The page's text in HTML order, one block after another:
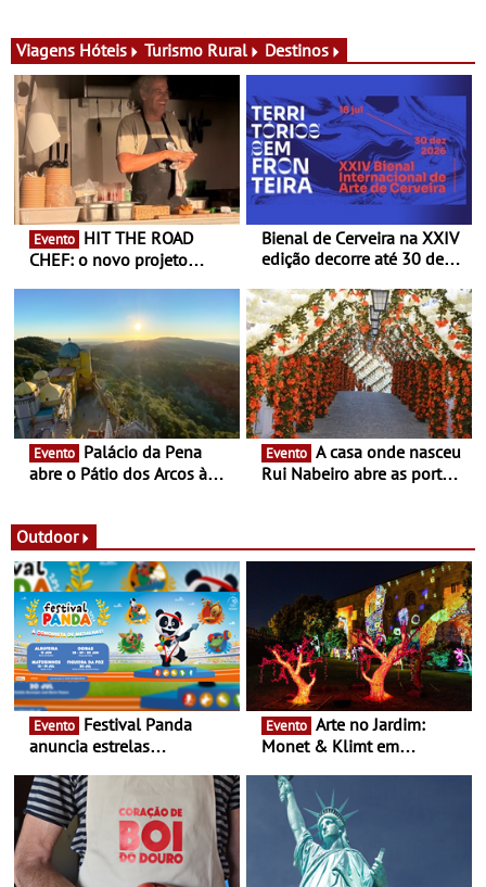
exclusiva
Viagens Hóteis Turismo Rural Destinos
Evento
CHEF: o novo projeto
Queiroz Ribeiro - Um novo
conceito gastronómico
itinerante que percorre
Portugal
Bienal de Cerveira na XXIV
edição decorre até 30 de
enquanto “Territórios sem
Fronteira”
Evento
abre o Pátio dos Arcos à
Evento
Rui Nabeiro abre as portas
16 de agosto
Outdoor
Evento
anuncia estrelas
- Entre Junho e Julho pelo
país
Evento
Monet & Klimt em
ao final de Setembro -
Experiência luminosa no
jardim do Museu de
Alberto Sampaio